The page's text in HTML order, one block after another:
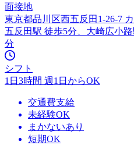
面接地
東京都品川区西五反田1-26-7
五反田駅 徒歩5分、大崎広小
分
シフト
1日3時間 週1日からOK
交通費支給
未経験OK
まかないあり
短期OK